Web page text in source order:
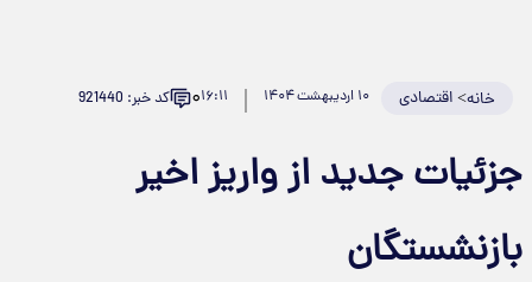
خانه>اقتصادی ۱۰ اردیبهشت ۱۴۰۴ ۱۶:۱۱۰ کد خبر: 921440
جزئیات جدید از واریز اخیر
بازنشستگان